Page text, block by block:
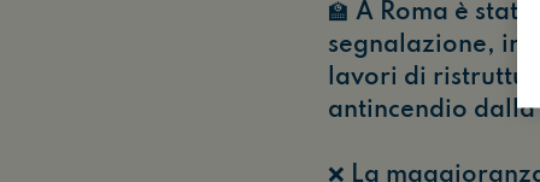
🏫 A Roma è
segnalazione,
lavori di
antincendio
❌ La